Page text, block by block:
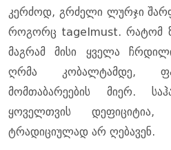
კერძოდ, გრძელი ლურჯი
როგორც tagelmust. რატომ
მაგრამ მისი ყველა
ღრმა კობალტამდე,
მომთაბარეების მიერ.
ყოველთვის დეფიციტია,
ტრადიციულად არ ღებავენ.